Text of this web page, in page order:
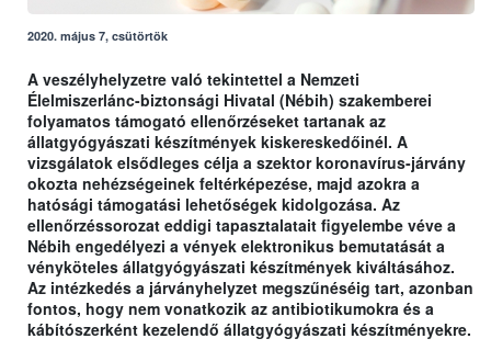
2020. május 7, csütörtök
A veszélyhelyzetre való tekintettel a Nemzeti
Élelmiszerlánc-biztonsági Hivatal (Nébih) szakemberei
folyamatos támogató ellenőrzéseket tartanak az
állatgyógyászati készítmények kiskereskedőinél. A
vizsgálatok elsődleges célja a szektor koronavírus-járvány
okozta nehézségeinek feltérképezése, majd azokra a
hatósági támogatási lehetőségek kidolgozása. Az
ellenőrzéssorozat eddigi tapasztalatait figyelembe véve a
Nébih engedélyezi a vények elektronikus bemutatását a
vényköteles állatgyógyászati készítmények kiváltásához.
Az intézkedés a járványhelyzet megszűnéséig tart, azonban
fontos, hogy nem vonatkozik az antibiotikumokra és a
kábítószerként kezelendő állatgyógyászati készítményekre.